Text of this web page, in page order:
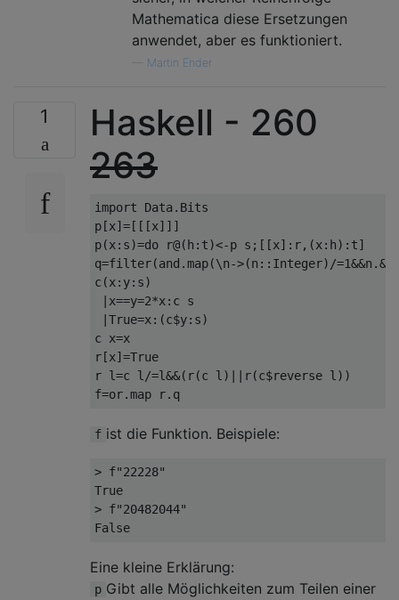
Mathematica diese Ersetzungen
anwendet, aber es funktioniert.
Martin Ender
1
Haskell - 260
263
import Data.Bits
p[x]=[[[x]]]
p(x:s)=do r@(h:t)<-p s;[[x]:r,(x:h):t]
q=filter(and.map(\n->(n::Integer)/
c(x:y:s)
|x==y=2*x:c s
|True=x:(c$y:s)
c x=x
r[x]=True
r l=c l/=l&&(r(c l)||r(c$reverse l))
f ist die Funktion. Beispiele:
> f"22228"
True
> f"20482044"
Eine kleine Erklärung:
p Gibt alle Möglichkeiten zum Teilen einer